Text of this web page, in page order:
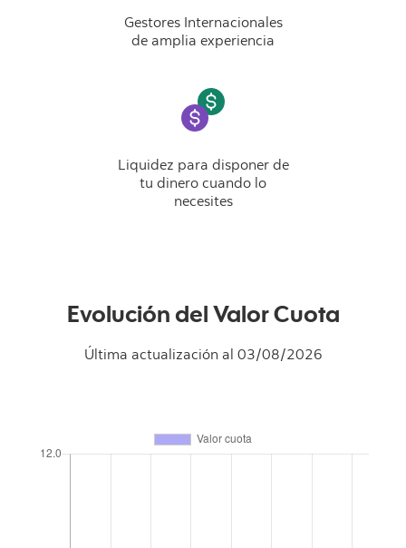
Gestores Internacionales
de amplia experiencia
Liquidez para disponer de
tu dinero cuando lo
necesites
Evolución del Valor Cuota
Última actualización al 03/08/2026